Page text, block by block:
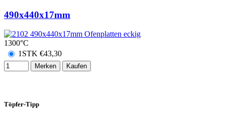
490x440x17mm
1300°C
1STK €43,30
Merken Kaufen
Töpfer-Tipp